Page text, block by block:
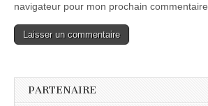
navigateur pour mon prochain commentaire.
PARTENAIRE